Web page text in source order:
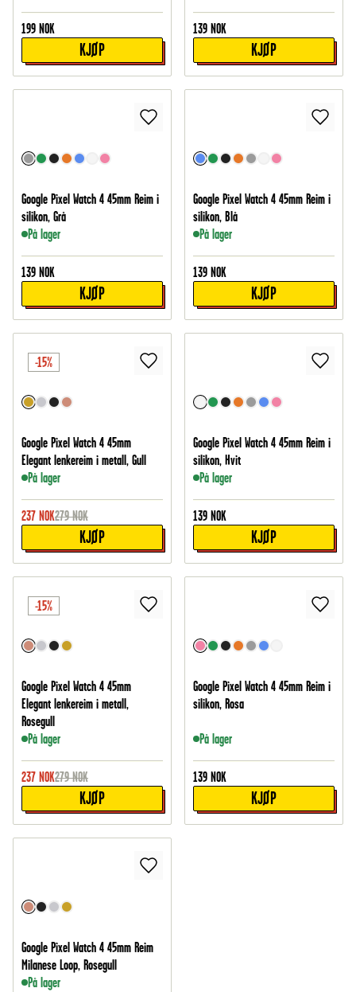
199 NOK
KJØP
139 NOK
KJØP
Google Pixel Watch 4 45mm Reim i
silikon, Grå
På lager
139 NOK
KJØP
Google Pixel Watch 4 45mm Reim i
silikon, Blå
På lager
139 NOK
KJØP
-15%
Google Pixel Watch 4 45mm
Elegant lenkereim i metall, Gull
På lager
237 NOK279 NOK
KJØP
Google Pixel Watch 4 45mm Reim i
silikon, Hvit
På lager
139 NOK
KJØP
-15%
Google Pixel Watch 4 45mm
Elegant lenkereim i metall,
Rosegull
På lager
237 NOK279 NOK
KJØP
Google Pixel Watch 4 45mm Reim i
silikon, Rosa
På lager
139 NOK
KJØP
Google Pixel Watch 4 45mm Reim
Milanese Loop, Rosegull
På lager